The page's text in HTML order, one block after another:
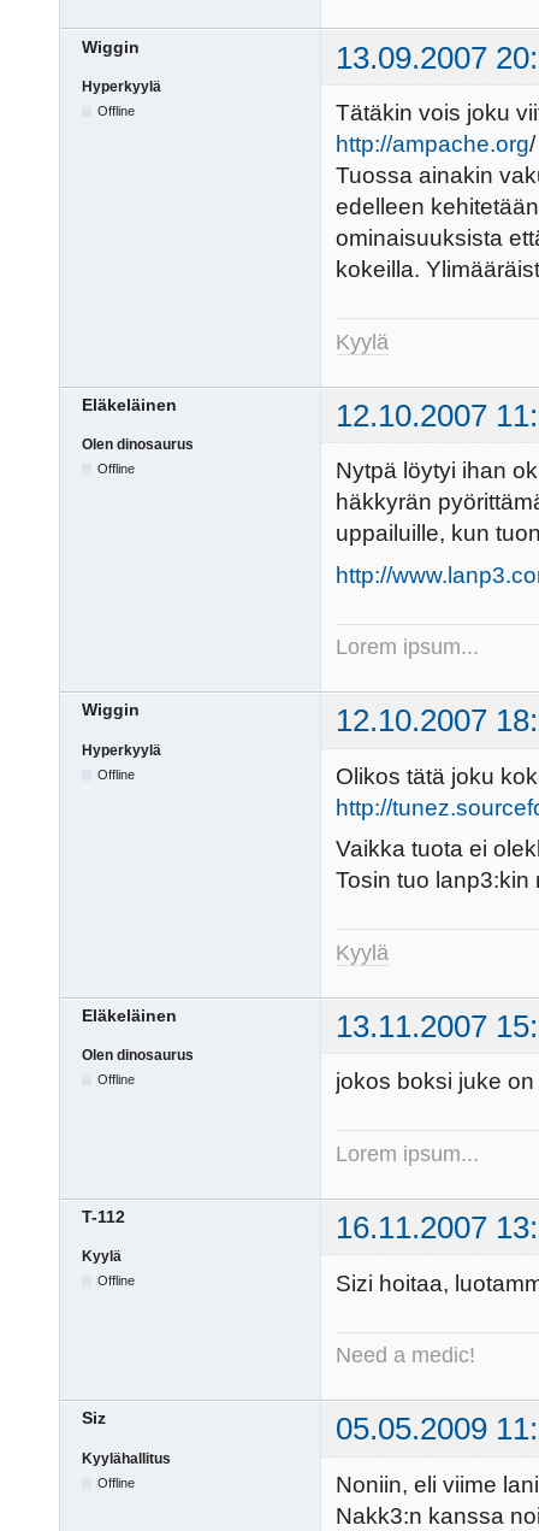
Wiggin 13.09.2007
Hyperkyylä
Offline
Tätäkin vois joku
http://ampache.org/
Tuossa ainakin
edelleen
ominaisuuksista
kokeilla.
Kyylä
Eläkeläinen 12.10.2007
Olen dinosaurus
Offline
Nytpä löytyi ihan
häkkyrän
uppailuille, kun
http://
Lorem ipsum...
Wiggin 12.10.2007
Hyperkyylä
Offline
Olikos tätä joku
http://
Vaikka tuota ei
Tosin tuo
Kyylä
Eläkeläinen 13.11.2007
Olen dinosaurus
Offline jokos boksi juke
Lorem ipsum...
T-112 16.11.2007
Kyylä
Offline Sizi hoitaa,
Need a medic!
Siz 05.05.2009
Kyylähallitus
Offline
Noniin, eli viime
Nakk3:n kanssa